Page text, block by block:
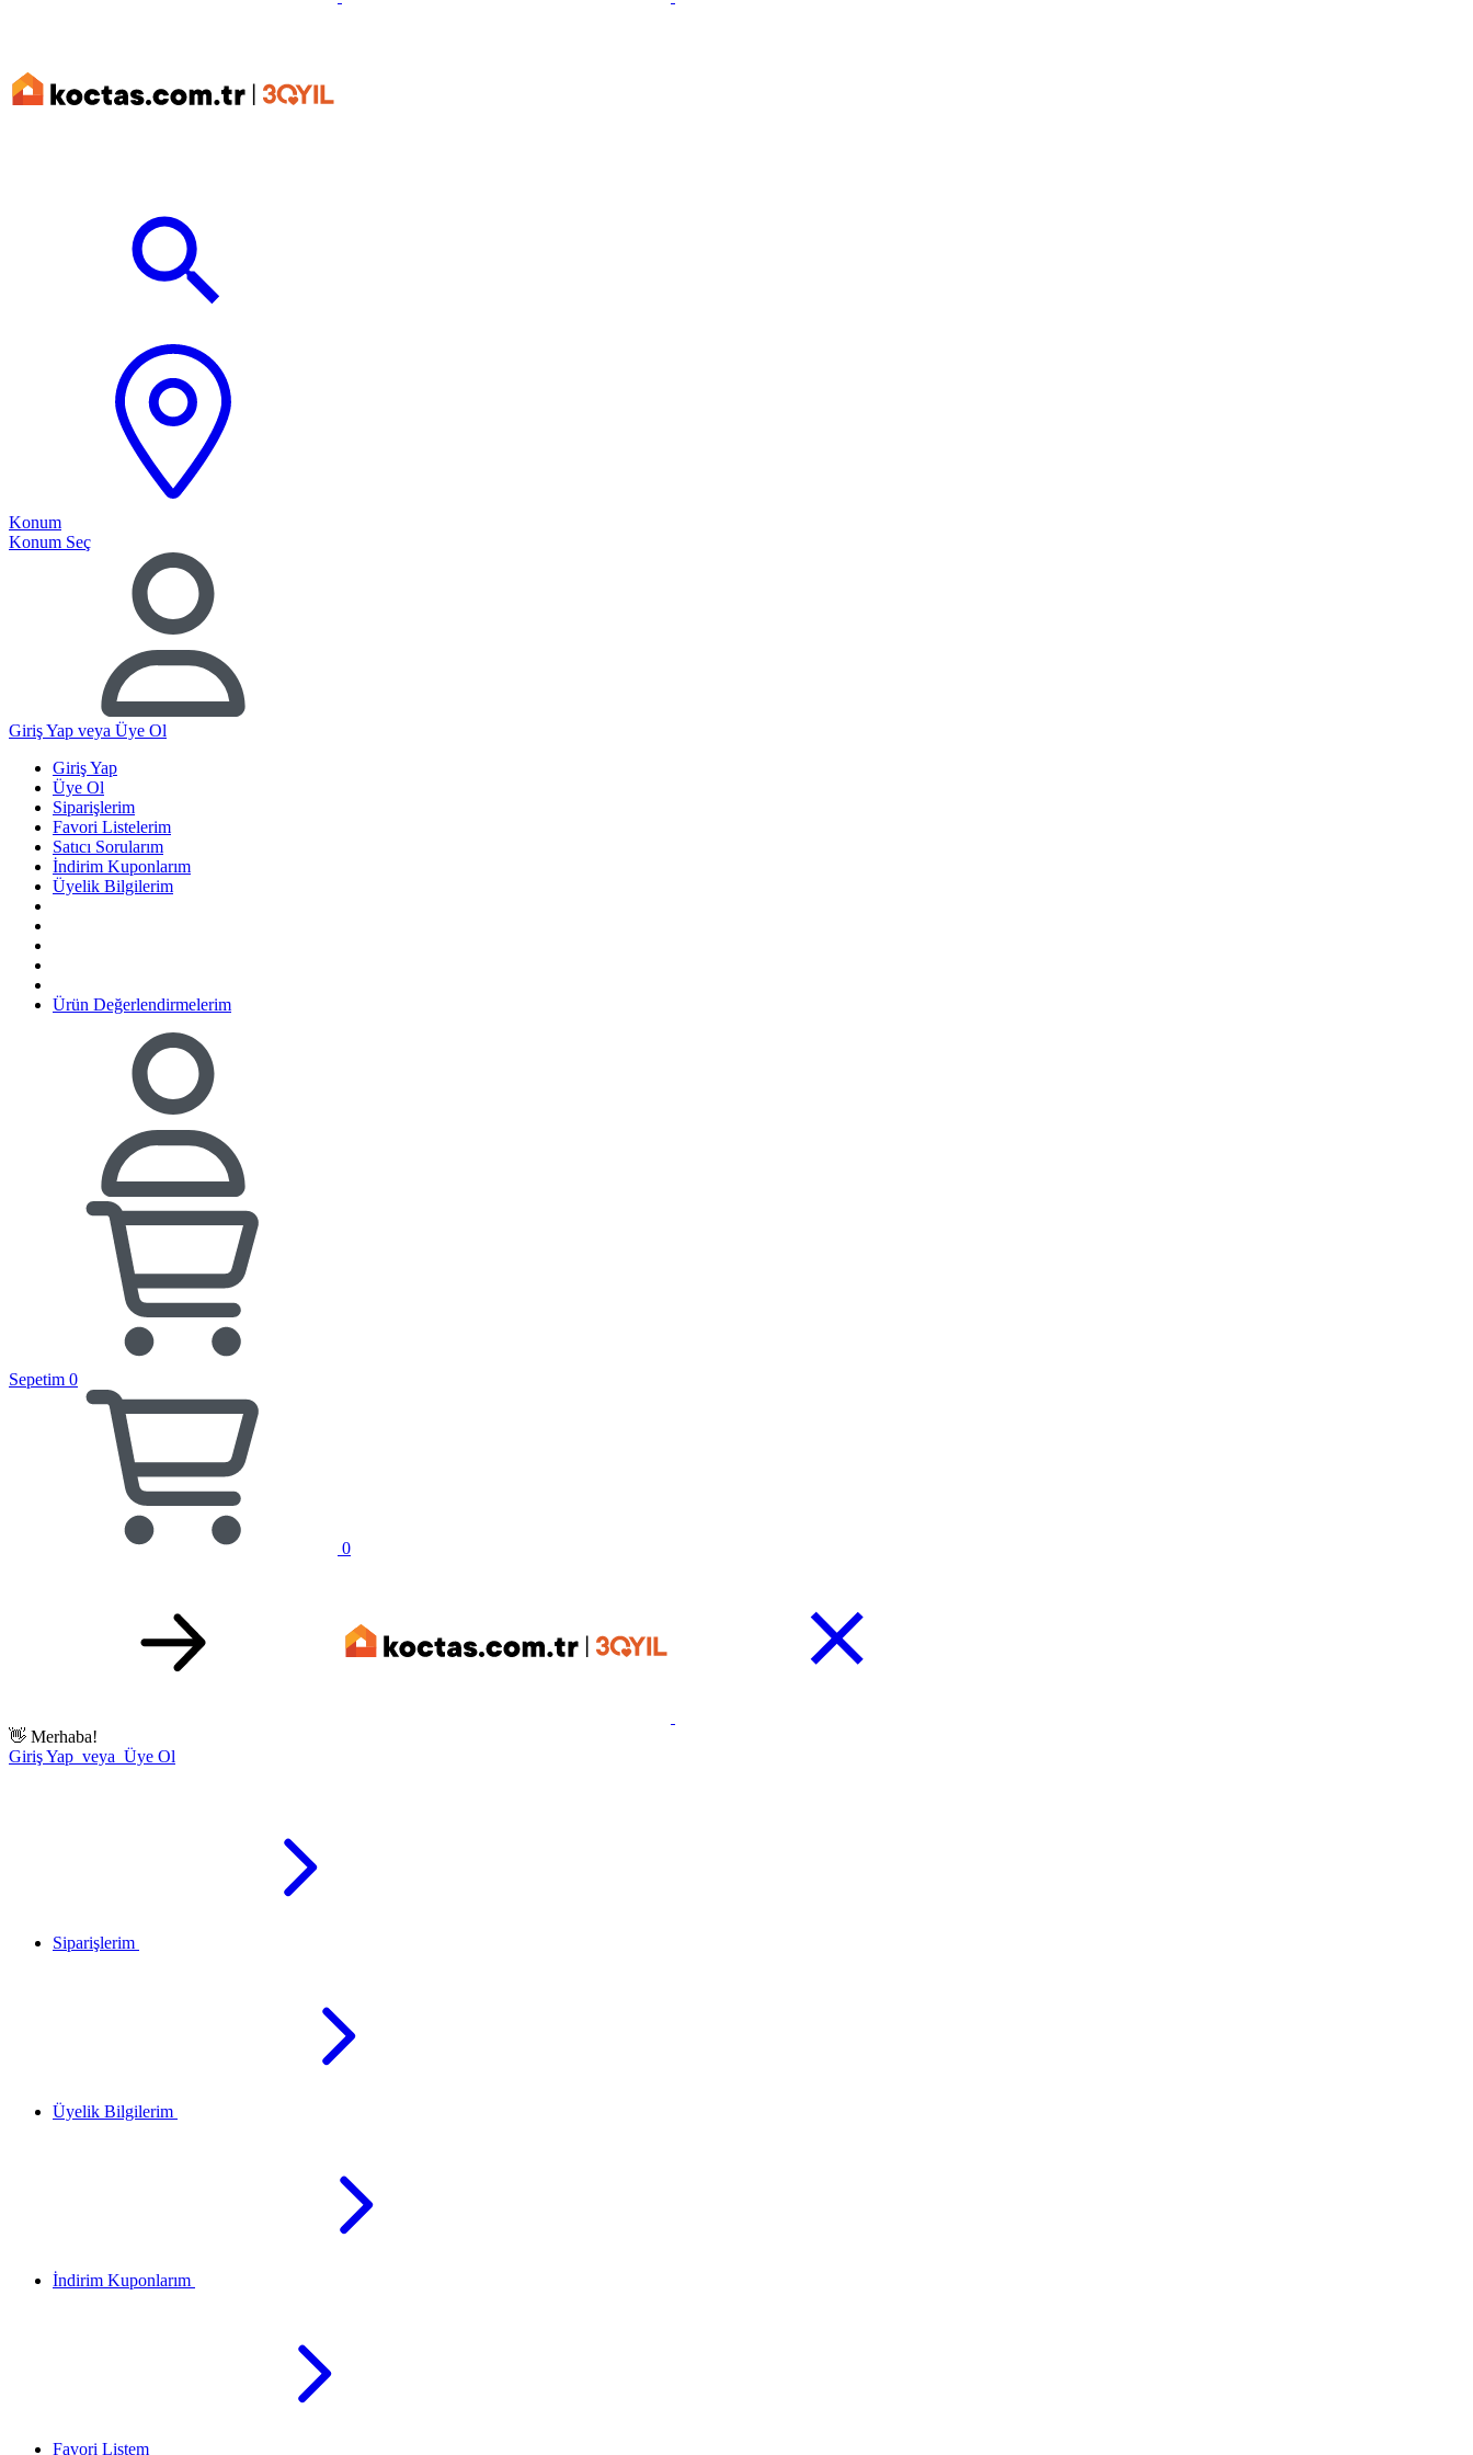
Konum
Konum Seç
Giriş Yap veya Üye Ol
Giriş Yap
Üye Ol
Siparişlerim
Favori Listelerim
Satıcı Sorularım
İndirim Kuponlarım
Üyelik Bilgilerim
Ürün Değerlendirmelerim
Sepetim 0
0
👋 Merhaba!
Giriş Yap veya Üye Ol
Siparişlerim
Üyelik Bilgilerim
İndirim Kuponlarım
Favori Listem